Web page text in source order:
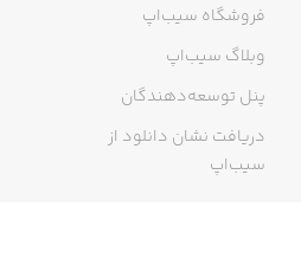
فروشگاه سیب‌اپ
وبلاگ سیب‌اپ
پنل توسعه‌دهندگان
دریافت نشان دانلود از
سیب‌اپ